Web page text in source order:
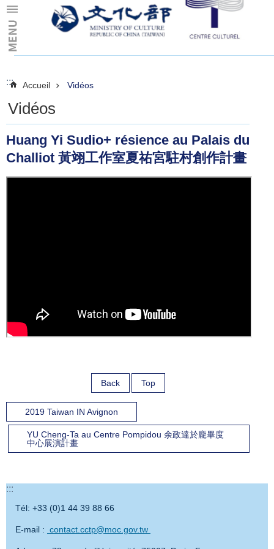
Skip to main content
:::
::: Accueil Vidéos
Vidéos
Huang Yi Sudio+ résience au Palais du
Challiot 黃翊工作室夏祐宮駐村創作計畫
Back Top
2019 Taiwan IN Avignon
YU Cheng-Ta au Centre Pompidou 余政達於龐畢度
中心展演計畫
:::
Tél: +33 (0)1 44 39 88 66
E-mail : contact.cctp@moc.gov.tw